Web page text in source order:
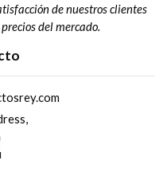
de nuestros clientes
del mercado.